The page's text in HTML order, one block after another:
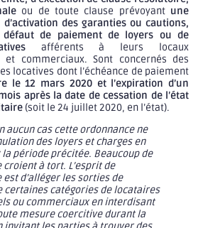
ou de toute clause prévoyantune
d’activation des garanties ou cautions,
de paiement de loyers ou de
afférents à leurs locaux
et commerciaux. Sont concernés des
locatives dont l’échéance de paiement
le 12 mars 2020 et l’expiration d’un
après la date de cessation de l’état
(soit le 24 juillet 2020, en l’état).
aucun cas cette ordonnance ne
des loyers et charges en
période précitée. Beaucoup de
croient à tort. L’esprit de
est d’alléger les sorties de
certaines catégories de locataires
ou commerciaux en interdisant
mesure coercitive durant la